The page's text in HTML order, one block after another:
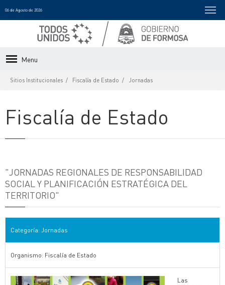
06 de Agosto de 2026
Menu
Sitios Institucionales Fiscalía de Estado Jornadas
Fiscalía de Estado
"JORNADAS REGIONALES DE RESPONSABILIDAD
SOCIAL Y PLANIFICACIÓN ESTRATÉGICA DEL
TERRITORIO"
Categoría: Jornadas
Organismo: Fiscalía de Estado
Las